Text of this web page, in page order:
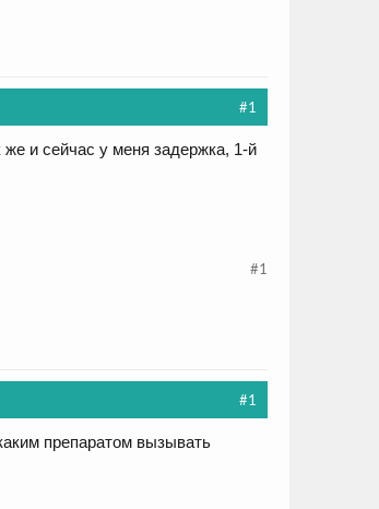
#1
и сейчас у меня задержка, 1-й
#1
#1
препаратом вызывать